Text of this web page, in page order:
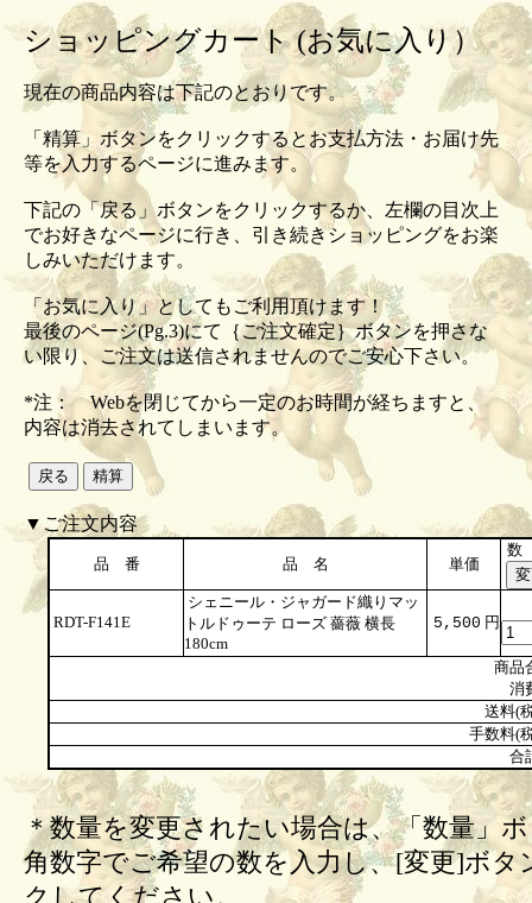
ショッピングカート (お気に入り）
現在の商品内容は下記のとおりです。
「精算」ボタンをクリックするとお支払方法・お届け先
等を入力するページに進みます。
下記の「戻る」ボタンをクリックするか、左欄の目次上
でお好きなページに行き、引き続きショッピングをお楽
しみいただけます。
「お気に入り」としてもご利用頂けます！
最後のページ(Pg.3)にて｛ご注文確定｝ボタンを押さな
い限り、ご注文は送信されませんのでご安心下さい。
*注： Webを閉じてから一定のお時間が経ちますと、
内容は消去されてしまいます。
▼ご注文内容
品 番 品 名 単価
数
RDT-F141E
シェニール・ジャガード織りマッ
トルドゥーテ ローズ 薔薇 横長
180cm
5,500 円
商品
消
送料(
手数料(
合
＊数量を変更されたい場合は、「数量」
角数字でご希望の数を入力し、[変更]ボタ
クしてください。